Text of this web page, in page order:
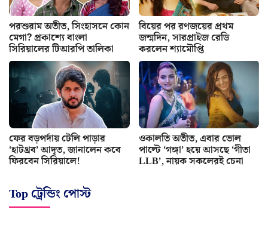
পরশুরাম অতীত, সিংহাসনে কোন
মেগা? প্রকাশ্যে বাংলা
সিরিয়ালের টিআরপি তালিকা
বিয়ের পর রণজয়ের প্রথম
জন্মদিন, সারপ্রাইজ রেডি
করলেন শ্যামৌপ্তি
ফের বড়পর্দায় টেলি পাড়ার
‘হাটথ্রব’ আদৃত, জানালেন কবে
ফিরবেন সিরিয়ালে!
ওকালতি অতীত, এবার ভোল
পাল্টে ‘গঙ্গা’ হয়ে আসছে ‘গীতা
LLB’, নায়ক সকলেরই চেনা
Top ট্রেন্ডিং পোস্ট